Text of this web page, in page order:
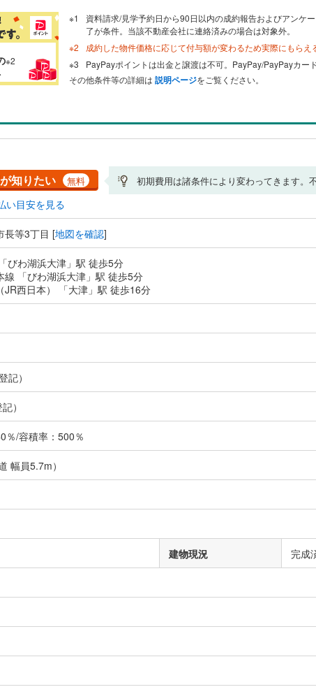
※2
資料請求/見学予約日から90日以内の成約報告およびアンケ
了が条件。当該不動産会社に連絡済みの場合は対象外。
成約した物件価格に応じて付与額が変わるため実際にもらえ
PayPayポイントは出金と譲渡は不可。PayPay/PayPayカー
その他条件等の詳細は 説明ページをご覧ください。
知りたい
無料 初期費用は諸条件により変わってきます。
い目安を見る
長等3丁目 [地図を確認]
びわ湖浜大津」駅 徒歩5分
線 「びわ湖浜大津」駅 徒歩5分
JR西日本） 「大津」駅 徒歩16分
記）
記）
％/容積率：500％
幅員5.7m）
建物現況 完成